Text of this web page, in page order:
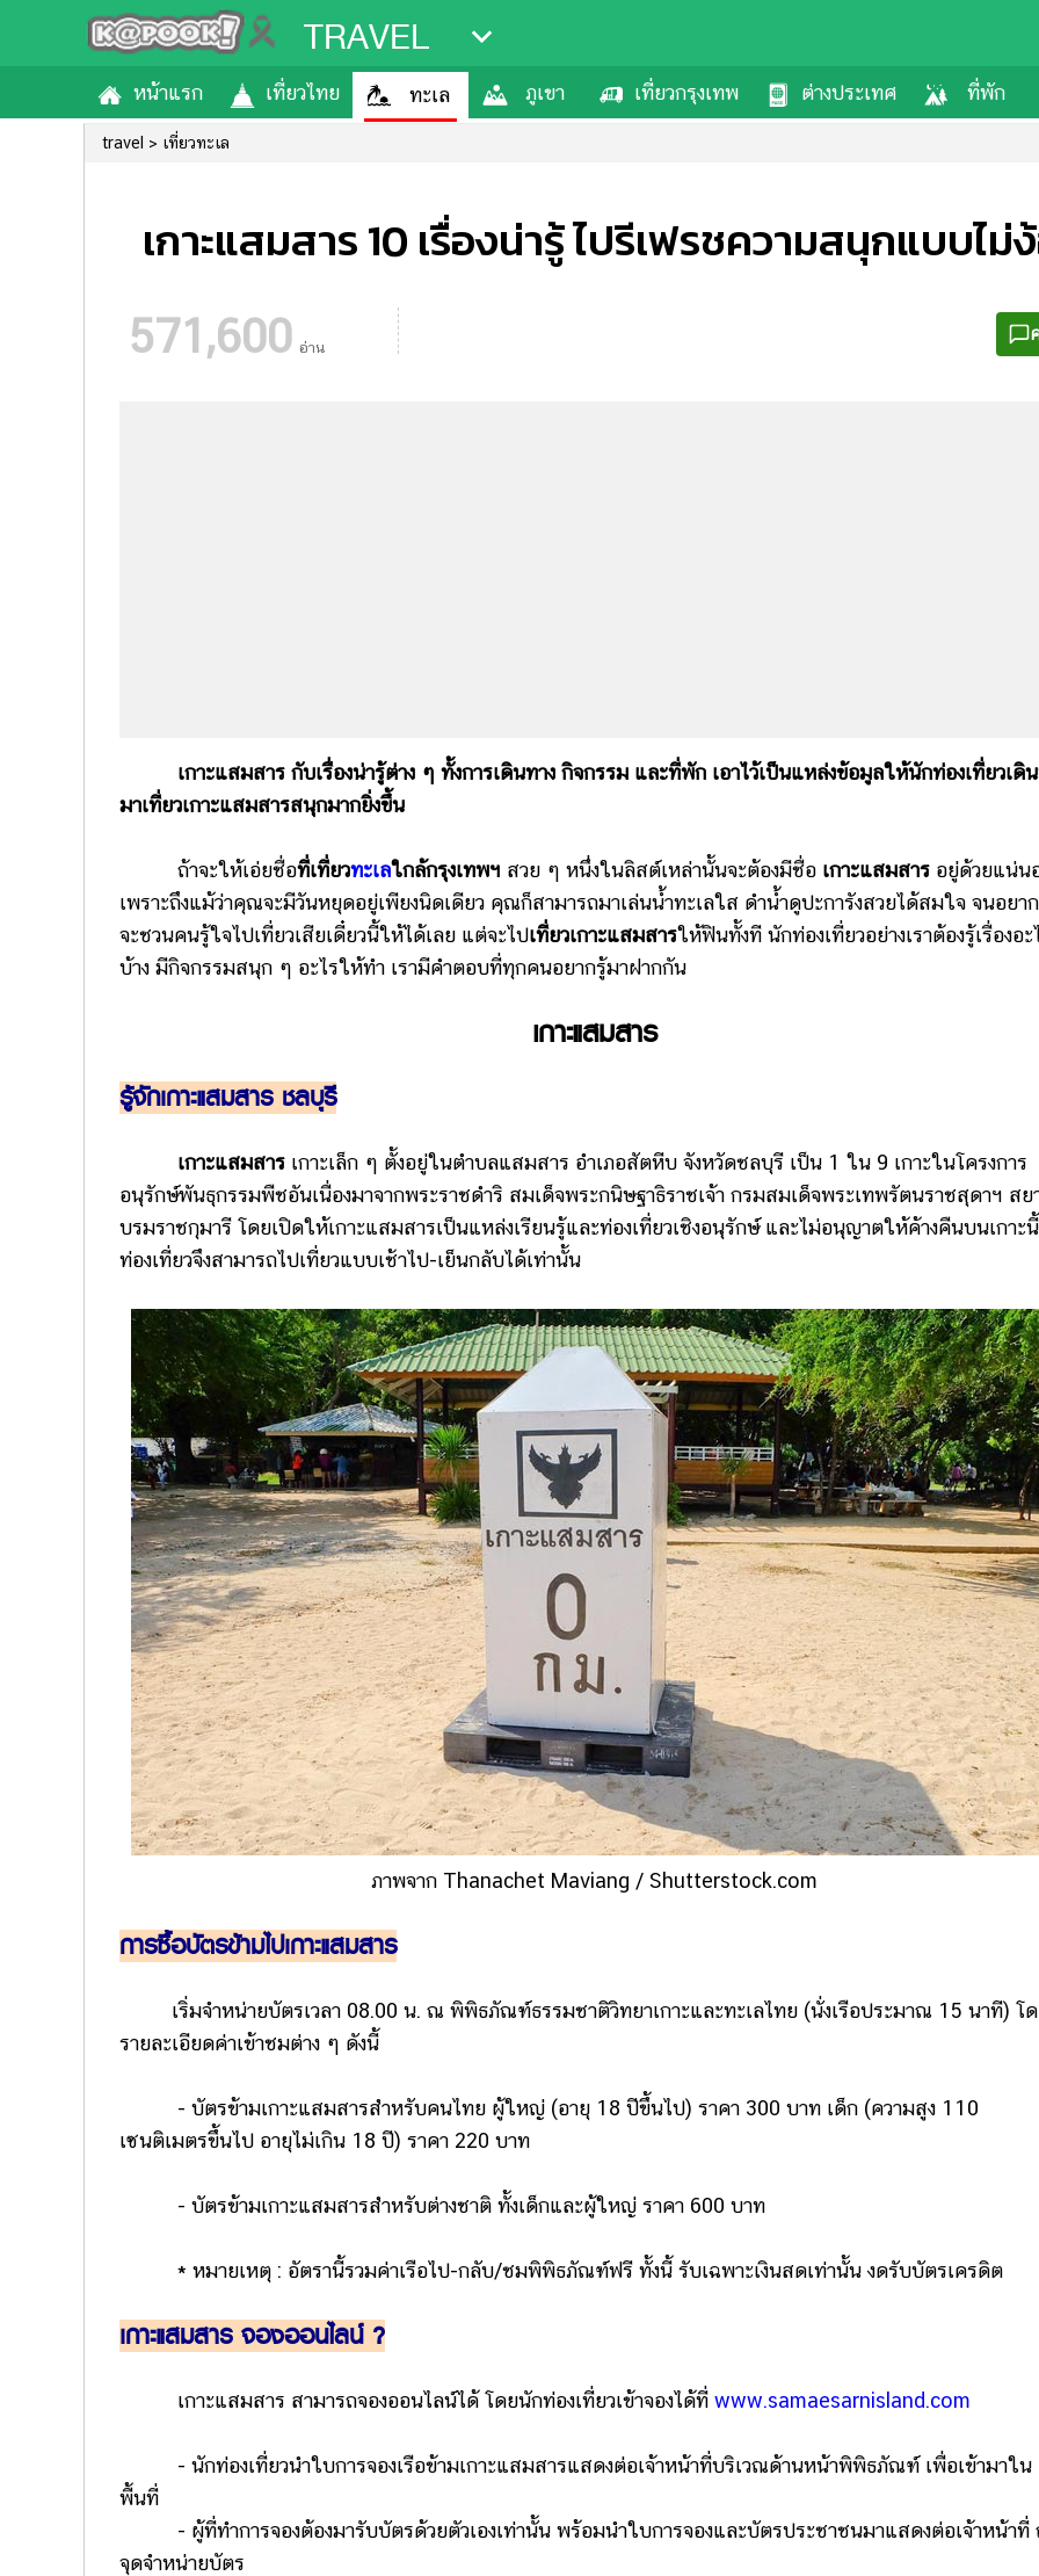
TRAVEL
หน้าแรก เที่ยวไทย ทะเล ภูเขา เที่ยวกรุงเทพ ต่างประเทศ ที่พัก
travel เที่ยวทะเล
เกาะแสมสาร 10 เรื่องน่ารู้ ไปรีเฟรชความสนุกแบบไม่
571,600 อ่าน
เกาะแสมสาร กับเรื่องน่ารู้ต่าง ๆ ทั้งการเดินทาง กิจกรรม และที่พัก เอาไว้เป็นแหล่งข้อมูลให้นักท่องเที่ยวเดิน
มาเที่ยวเกาะแสมสารสนุกมากยิ่งขึ้น
ถ้าจะให้เอ่ยชื่อที่เที่ยวทะเลใกล้กรุงเทพฯ สวย ๆ หนึ่งในลิสต์เหล่านั้นจะต้องมีชื่อ เกาะแสมสาร อยู่ด้วยแน่น
เพราะถึงแม้ว่าคุณจะมีวันหยุดอยู่เพียงนิดเดียว คุณก็สามารถมาเล่นน้ำทะเลใส ดำน้ำดูปะการังสวยได้สมใจ จนอยา
จะชวนคนรู้ใจไปเที่ยวเสียเดี๋ยวนี้ให้ได้เลย แต่จะไปเที่ยวเกาะแสมสารให้ฟินทั้งที นักท่องเที่ยวอย่างเราต้องรู้เรื่องอะ
บ้าง มีกิจกรรมสนุก ๆ อะไรให้ทำ เรามีคำตอบที่ทุกคนอยากรู้มาฝากกัน
เกาะแสมสาร
รู้จักเกาะแสมสาร ชลบุรี
เกาะแสมสาร เกาะเล็ก ๆ ตั้งอยู่ในตำบลแสมสาร อำเภอสัตหีบ จังหวัดชลบุรี เป็น 1 ใน 9 เกาะในโครงการ
อนุรักษ์พันธุกรรมพืชอันเนื่องมาจากพระราชดำริ สมเด็จพระกนิษฐาธิราชเจ้า กรมสมเด็จพระเทพรัตนราชสุดาฯ สย
บรมราชกุมารี โดยเปิดให้เกาะแสมสารเป็นแหล่งเรียนรู้และท่องเที่ยวเชิงอนุรักษ์ และไม่อนุญาตให้ค้างคืนบนเกาะ
ท่องเที่ยวจึงสามารถไปเที่ยวแบบเช้าไป-เย็นกลับได้เท่านั้น
ภาพจาก Thanachet Maviang / Shutterstock.com
การซื้อบัตรข้ามไปเกาะแสมสาร
เริ่มจำหน่ายบัตรเวลา 08.00 น. ณ พิพิธภัณฑ์ธรรมชาติวิทยาเกาะและทะเลไทย (นั่งเรือประมาณ 15 นาที) โ
รายละเอียดค่าเข้าชมต่าง ๆ ดังนี้
- บัตรข้ามเกาะแสมสารสำหรับคนไทย ผู้ใหญ่ (อายุ 18 ปีขึ้นไป) ราคา 300 บาท เด็ก (ความสูง 110
เซนติเมตรขึ้นไป อายุไม่เกิน 18 ปี) ราคา 220 บาท
- บัตรข้ามเกาะแสมสารสำหรับต่างชาติ ทั้งเด็กและผู้ใหญ่ ราคา 600 บาท
* หมายเหตุ : อัตรานี้รวมค่าเรือไป-กลับ/ชมพิพิธภัณฑ์ฟรี ทั้งนี้ รับเฉพาะเงินสดเท่านั้น งดรับบัตรเครดิต
เกาะแสมสาร จองออนไลน์ ?
เกาะแสมสาร สามารถจองออนไลน์ได้ โดยนักท่องเที่ยวเข้าจองได้ที่ www.samaesarnisland.com
- นักท่องเที่ยวนำใบการจองเรือข้ามเกาะแสมสารแสดงต่อเจ้าหน้าที่บริเวณด้านหน้าพิพิธภัณฑ์ เพื่อเข้ามาใน
พื้นที่
- ผู้ที่ทำการจองต้องมารับบัตรด้วยตัวเองเท่านั้น พร้อมนำใบการจองและบัตรประชาชนมาแสดงต่อเจ้าหน้า
จุดจำหน่ายบัตร